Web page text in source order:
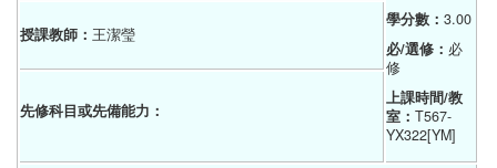
學分數： 3.00
必/選修： 必
修
上課時間/教
室： T567-
YX322[YM]
授課教師： 王潔瑩
先修科目或先備能力：